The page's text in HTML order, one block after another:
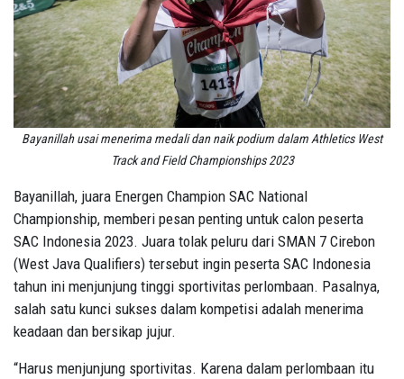
Bayanillah usai menerima medali dan naik podium dalam Athletics West
Track and Field Championships 2023
Bayanillah, juara Energen Champion SAC National
Championship, memberi pesan penting untuk calon peserta
SAC Indonesia 2023. Juara tolak peluru dari SMAN 7 Cirebon
(West Java Qualifiers) tersebut ingin peserta SAC Indonesia
tahun ini menjunjung tinggi sportivitas perlombaan. Pasalnya,
salah satu kunci sukses dalam kompetisi adalah menerima
keadaan dan bersikap jujur.
“Harus menjunjung sportivitas. Karena dalam perlombaan itu